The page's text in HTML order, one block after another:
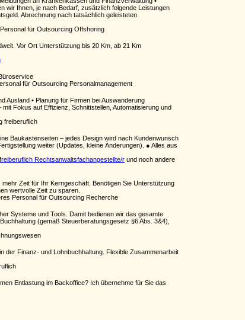
wir Ihnen, je nach Bedarf, zusätzlich folgende Leistungen
Abrechnung nach tatsächlich geleisteten
für Outsourcing Offshoring
Vor Ort Unterstützung bis 20 Km, ab 21 Km
für Outsourcing Personalmanagement
Ausland • Planung für Firmen bei Auswanderung
Fokus auf Effizienz, Schnittstellen, Automatisierung und
freiberuflich
Baukastenseiten – jedes Design wird nach Kundenwunsch
weiter (Updates, kleine Änderungen). ● Alles aus
freiberuflich Rechtsanwaltsfachangestellte/r und noch andere
Zeit für Ihr Kerngeschäft. Benötigen Sie Unterstützung
wertvolle Zeit zu sparen.
Personal für Outsourcing Recherche
Systeme und Tools. Damit bedienen wir das gesamte
(gemäß Steuerberatungsgesetz §6 Abs. 3&4),
der Finanz- und Lohnbuchhaltung. Flexible Zusammenarbeit
Entlastung im Backoffice? Ich übernehme für Sie das